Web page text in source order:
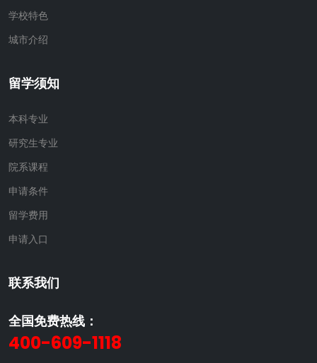
学校特色
城市介绍
留学须知
本科专业
研究生专业
院系课程
申请条件
留学费用
申请入口
联系我们
全国免费热线：
400-609-1118